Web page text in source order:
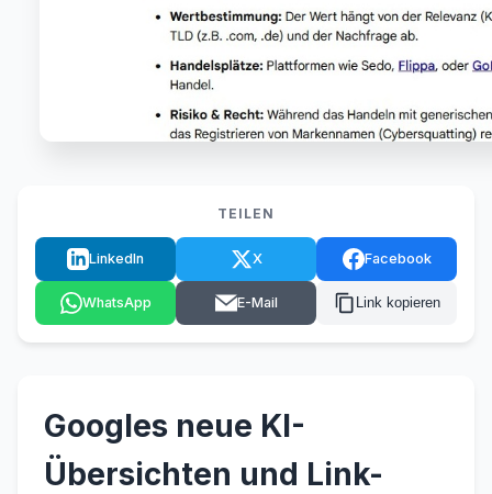
Googles neue KI-
Übersichten und Link-
TEILEN
LinkedIn X Facebook
WhatsApp E-Mail Link kopieren